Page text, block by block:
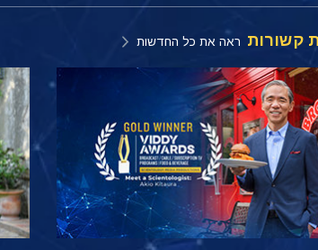
קשורות ראה את כל החדשות